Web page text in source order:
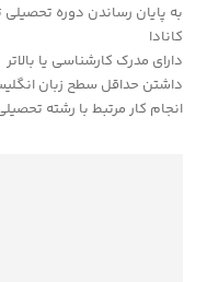
به پایان رساندن دوره
کانادا
دارای مدرک کارشناسی یا بالاتر
داشتن حداقل سطح زبان
انجام کار مرتبط با رشته